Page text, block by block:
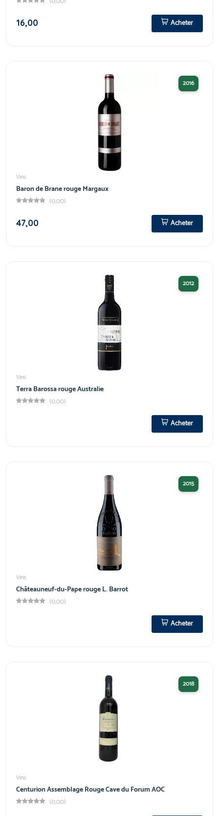
16,00
Acheter
2016
Vins
Baron de Brane rouge Margaux
(0,00)
47,00
Acheter
2012
Vins
Terra Barossa rouge Australie
(0,00)
Acheter
2015
Vins
Châteauneuf-du-Pape rouge L. Barrot
(0,00)
Acheter
2018
Vins
Centurion Assemblage Rouge Cave du Forum AOC
(0,00)